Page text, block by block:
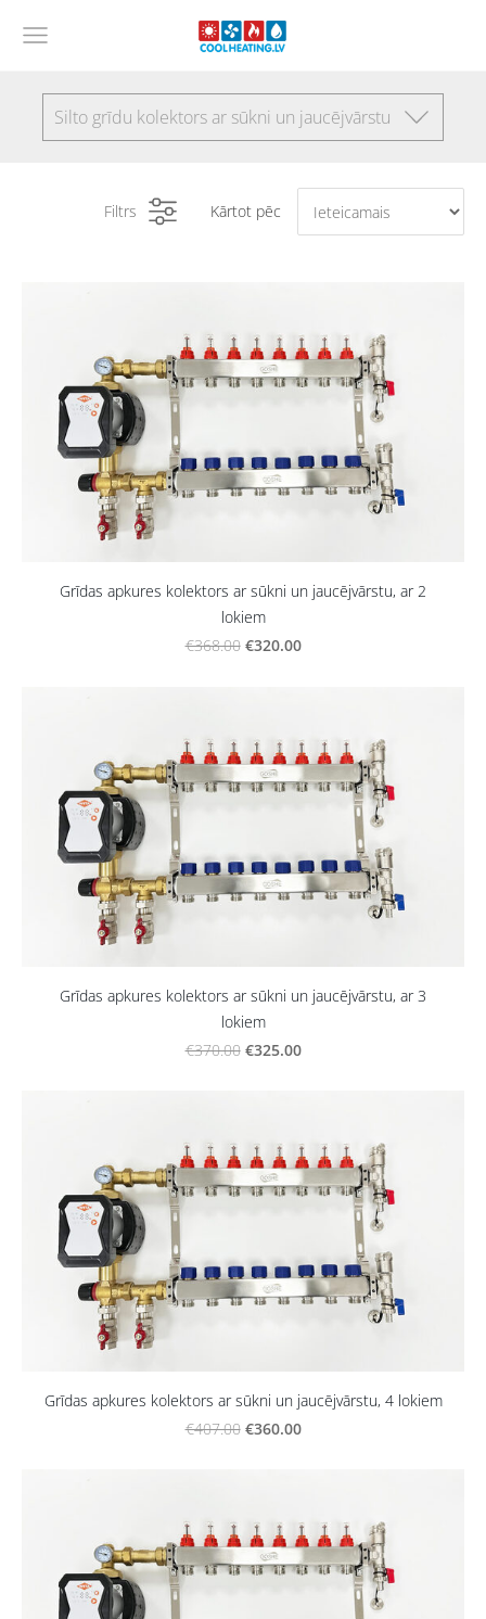
Silto grīdu kolektors ar sūkni un jaucējvārstu
Filtrs Kārtot pēc
Grīdas apkures kolektors ar sūkni un jaucējvārstu, ar 2
lokiem
€368.00 €320.00
Grīdas apkures kolektors ar sūkni un jaucējvārstu, ar 3
lokiem
€370.00 €325.00
Grīdas apkures kolektors ar sūkni un jaucējvārstu, 4 lokiem
€407.00 €360.00